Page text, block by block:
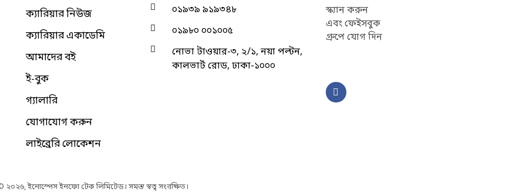
ক্যারিয়ার নিউজ
ক্যারিয়ার একাডেমি
আমাদের বই
ই-বুক
গ্যালারি
যোগাযোগ করুন
লাইব্রেরি লোকেশন
০১৯৩৯ ৯১৯৩৪৮
০১৯৮০ ০০১০০৫
নোভা টাওয়ার-৩, ২/১, নয়া পল্টন,
কালভার্ট রোড, ঢাকা-১০০০
স্ক্যান করুন
এবং ফেইসবুক
গ্রুপে যোগ দিন
a
c
e
২০২৬, ইনোস্পেস ইনফো টেক লিমিটেড। সমস্ত স্বত্ব সংরক্ষিত।